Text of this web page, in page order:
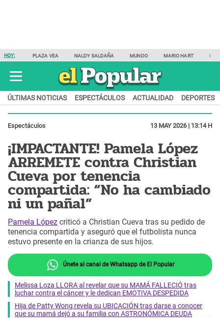
HOY: PLAZA VEA NALDY SALDAÑA MUNDO MARIO HART
ÚLTIMAS NOTICIAS ESPECTÁCULOS ACTUALIDAD DEPORTES
Espectáculos 13 MAY 2026 | 13:14 H
¡IMPACTANTE! Pamela López
ARREMETE contra Christian
Cueva por tenencia
compartida: “No ha cambiado
ni un pañal”
Pamela López criticó a Christian Cueva tras su pedido de
tenencia compartida y aseguró que el futbolista nunca
estuvo presente en la crianza de sus hijos.
Únete al canal de Whatsapp de El Popular
Melissa Loza LLORA al revelar que su MAMÁ FALLECIÓ tras
luchar contra el cáncer y le dedican EMOTIVA DESPEDIDA
Hija de Patty Wong revela su UBICACIÓN tras darse a conocer
que su mamá dejó a su familia con ASTRONÓMICA DEUDA